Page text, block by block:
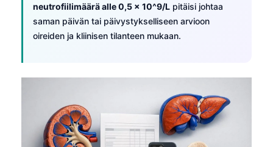
neutrofiilimäärä alle 0,5 × 10^9/L pitäisi johtaa
saman päivän tai päivystykselliseen arvioon
oireiden ja kliinisen tilanteen mukaan.
Български
Dansk
Հայերեն
Íslenska